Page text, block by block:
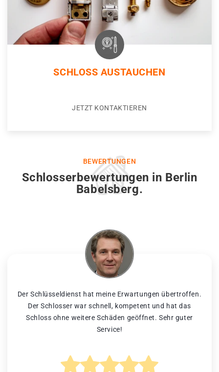
SCHLOSS AUSTAUCHEN
JETZT KONTAKTIEREN
BEWERTUNGEN
Schlosserbewertungen in Berlin
Babelsberg.
Der Schlüsseldienst hat meine Erwartungen übertroffen.
Der Schlosser war schnell, kompetent und hat das
Schloss ohne weitere Schäden geöffnet. Sehr guter
Service!